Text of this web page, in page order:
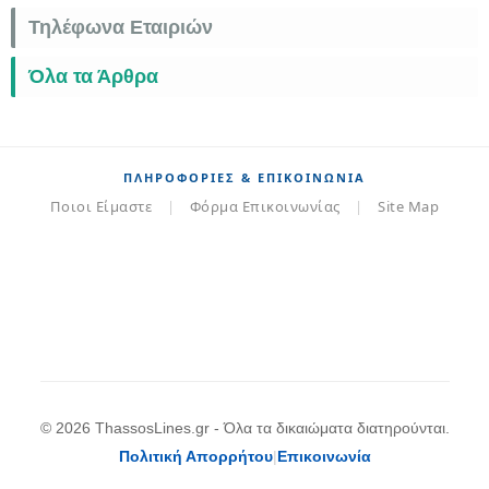
Τηλέφωνα Εταιριών
Όλα τα Άρθρα
ΠΛΗΡΟΦΟΡΊΕΣ & ΕΠΙΚΟΙΝΩΝΊΑ
Ποιοι Είμαστε | Φόρμα Επικοινωνίας | Site Map
© 2026 ThassosLines.gr - Όλα τα δικαιώματα διατηρούνται.
Πολιτική Απορρήτου|Επικοινωνία